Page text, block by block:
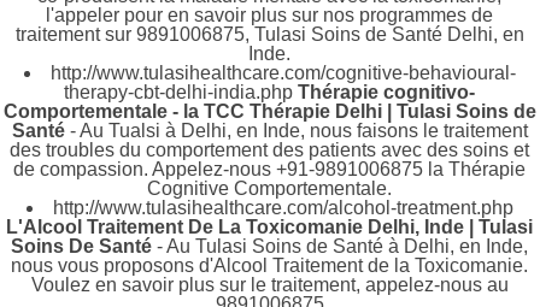
l'appeler pour en savoir plus sur nos programmes de
traitement sur 9891006875, Tulasi Soins de Santé Delhi, en
Inde.
http://www.tulasihealthcare.com/cognitive-behavioural-
therapy-cbt-delhi-india.phpThérapie cognitivo-
Comportementale - la TCC Thérapie Delhi | Tulasi Soins de
Santé- Au Tualsi à Delhi, en Inde, nous faisons le traitement
des troubles du comportement des patients avec des soins et
de compassion. Appelez-nous +91-9891006875 la Thérapie
Cognitive Comportementale.
http://www.tulasihealthcare.com/alcohol-treatment.php
L'Alcool Traitement De La Toxicomanie Delhi, Inde | Tulasi
Soins De Santé - Au Tulasi Soins de Santé à Delhi, en Inde,
nous vous proposons d'Alcool Traitement de la Toxicomanie.
Voulez en savoir plus sur le traitement, appelez-nous au